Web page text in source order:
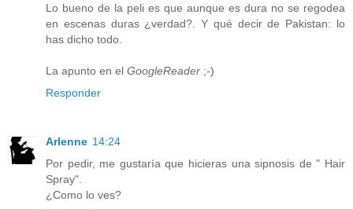
Lo bueno de la peli es que aunque es dura no se regodea
en escenas duras ¿verdad?. Y qué decir de Pakistan: lo
has dicho todo.
La apunto en el GoogleReader ;-)
Responder
Arlenne 14:24
Por pedir, me gustaría que hicieras una sipnosis de " Hair
Spray".
¿Como lo ves?